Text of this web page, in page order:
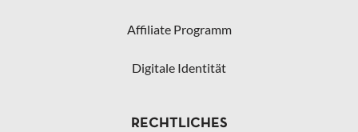
Affiliate Programm
Digitale Identität
RECHTLICHES